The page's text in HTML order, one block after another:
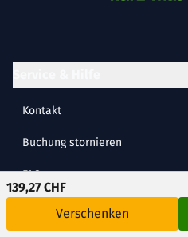
139,27 CHF
Verschenken
Kontakt
Buchung stornieren
FAQ
Cookie-Einstellungen